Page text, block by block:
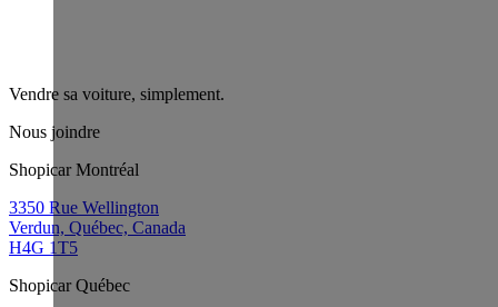
Vendre sa voiture, simplement.
Nous joindre
Shopicar Montréal
3350 Rue Wellington
Verdun, Québec, Canada
H4G 1T5
Shopicar Québec